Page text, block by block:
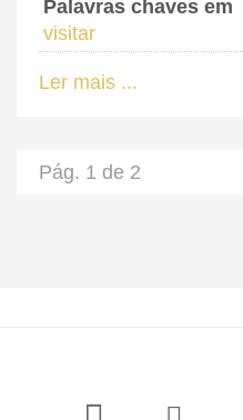
Palavras chaves em
visitar
Ler mais ...
Pág. 1 de 2